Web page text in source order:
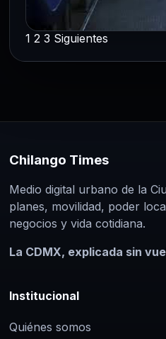
18 Jul 2026
Jefa de Gobierno,
Paginación
entradas
1 2 3 Siguientes
Chilango Times
Medio digital urbano de la
planes, movilidad, poder
negocios y vida cotidiana.
La CDMX, explicada sin
Institucional
Quiénes somos